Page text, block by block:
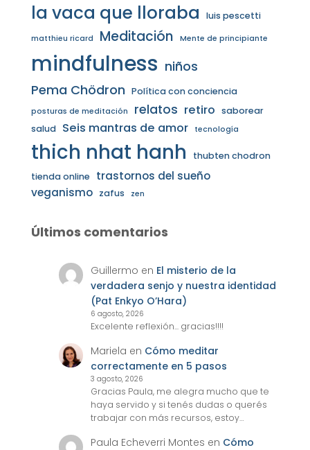
la vaca que lloraba luis pescetti
matthieu ricard Meditación Mente de principiante
mindfulness niños
Pema Chödron Política con conciencia
posturas de meditación relatos retiro saborear
salud Seis mantras de amor tecnología
thich nhat hanh
thubten chodron
tienda online trastornos del sueño
veganismo zafus zen
Últimos comentarios
Guillermo en El misterio de la
verdadera senjo y nuestra identidad
(Pat Enkyo O’Hara)
6 agosto, 2026
Excelente reflexión... gracias!!!!
Mariela en Cómo meditar
correctamente en 5 pasos
3 agosto, 2026
Gracias Paula, me alegra mucho que te
haya servido y si tenés dudas o querés
trabajar con más recursos, estoy…
Paula Echeverri Montes en Cómo